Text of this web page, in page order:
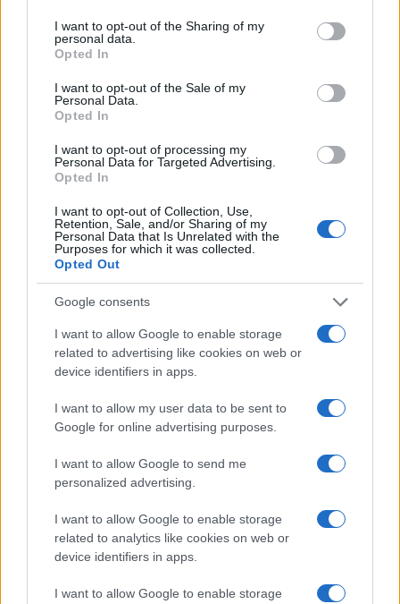
not limited to your visit or usage behaviour. You may click to
grant or deny consent to Google and its third-party tags to
use your data for below specified purposes in below Google
consent section.
I want to opt-out of the Sharing of my
personal data.
Opted In
I want to opt-out of the Sale of my
Personal Data.
Opted In
I want to opt-out of processing my
Personal Data for Targeted Advertising.
Opted In
I want to opt-out of Collection, Use,
Retention, Sale, and/or Sharing of my
Personal Data that Is Unrelated with the
Purposes for which it was collected.
Opted Out
Google consents
I want to allow Google to enable storage
related to advertising like cookies on web or
device identifiers in apps.
I want to allow my user data to be sent to
Google for online advertising purposes.
I want to allow Google to send me
personalized advertising.
I want to allow Google to enable storage
related to analytics like cookies on web or
device identifiers in apps.
I want to allow Google to enable storage
Sklop F–Jenina
Gradcu. Gre za 1,15 kilometra dolg odsek, kar
predstavlja približno 3,65 % celotne trase hitre ceste
med Šentrupertom in Slovenj Gradcem.
Na severni strani se sklop F navezuje na bodoči
priključek Podgorje, v smeri juga pa se nadaljuje z
viaduktom Jenina, dolgim 474 oziroma 477 metrov.
Viadukt je bil zgrajen s tehniko postopnega narivanja,
največji razpon med stebroma znaša 39,43 metra.
Viaduktu Jenina sledi večja oporna konstrukcija, nato pa
se vozišče hitre ceste z naklonom 5,12 % vzpenja proti
viaduktu Visočnik, poimenovanemu po najbližji kmetiji.